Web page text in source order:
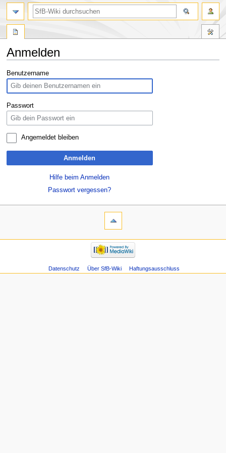
Anmelden
Zur
Navigation
springen
Zur
Suche
springen
Benutzername
Passwort
Angemeldet bleiben
Anmelden
Hilfe beim Anmelden
Passwort vergessen?
Datenschutz Über SfB-Wiki Haftungsausschluss